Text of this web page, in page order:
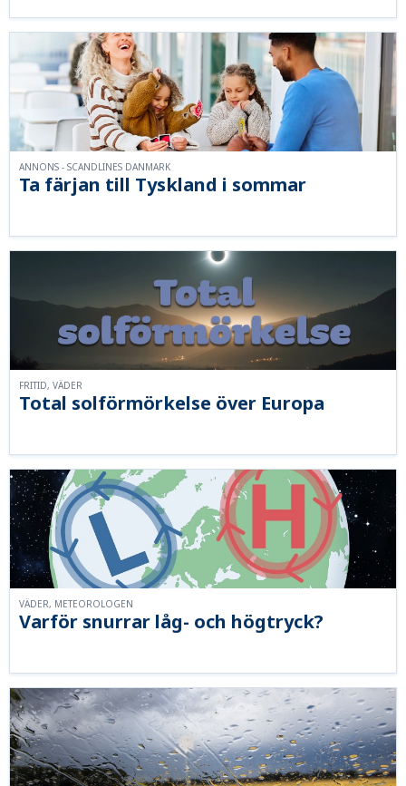
Ta färjan till Tyskland i sommar
ANNONS - SCANDLINES DANMARK
Total solförmörkelse över Europa
FRITID, VÄDER
Varför snurrar låg- och högtryck?
VÄDER, METEOROLOGEN